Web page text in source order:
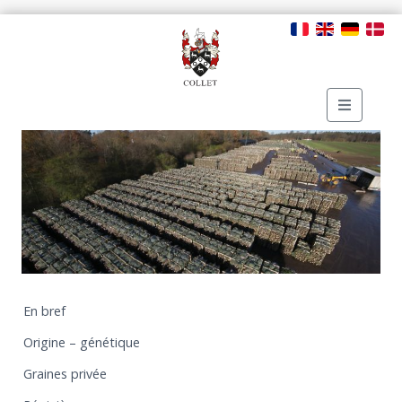
En bref
Origine – génétique
Graines privée